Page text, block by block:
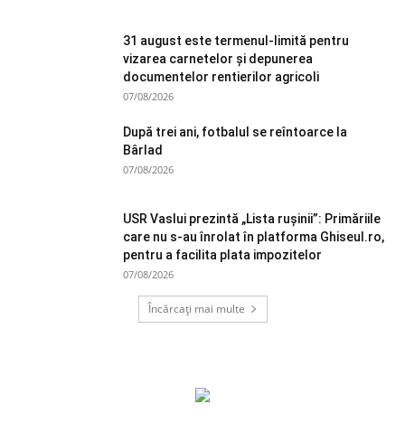
31 august este termenul-limită pentru
vizarea carnetelor și depunerea
documentelor rentierilor agricoli
07/08/2026
După trei ani, fotbalul se reîntoarce la
Bârlad
07/08/2026
USR Vaslui prezintă „Lista rușinii”: Primăriile
care nu s-au înrolat în platforma Ghiseul.ro,
pentru a facilita plata impozitelor
07/08/2026
Încărcați mai multe